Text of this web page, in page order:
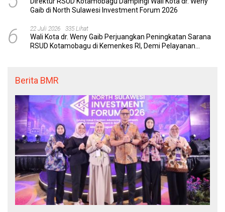
Gaib di North Sulawesi Investment Forum 2026
6 22 Juli 2026 335 Lihat
Wali Kota dr. Weny Gaib Perjuangkan Peningkatan Sarana
RSUD Kotamobagu di Kemenkes RI, Demi Pelayanan
Berita BMR